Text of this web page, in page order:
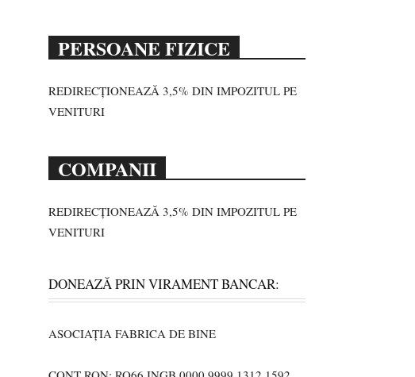
PERSOANE FIZICE
REDIRECȚIONEAZĂ 3,5% DIN IMPOZITUL PE
VENITURI
COMPANII
REDIRECȚIONEAZĂ 3,5% DIN IMPOZITUL PE
VENITURI
DONEAZĂ PRIN VIRAMENT BANCAR:
ASOCIAȚIA FABRICA DE BINE